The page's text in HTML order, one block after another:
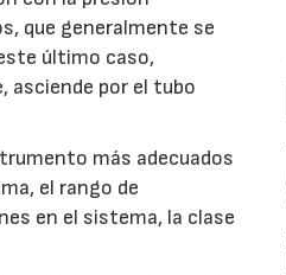
que generalmente se
último caso,
asciende por el tubo
más adecuados
el rango de
en el sistema, la clase